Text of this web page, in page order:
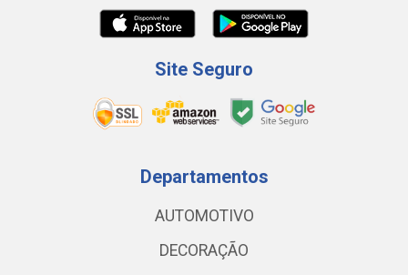
Site Seguro
Departamentos
AUTOMOTIVO
DECORAÇÃO